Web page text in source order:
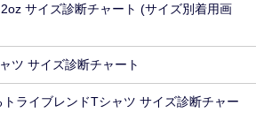
サイズ診断チャート (サイズ別着用画
ツ サイズ診断チャート
トライブレンドTシャツ サイズ診断チャー